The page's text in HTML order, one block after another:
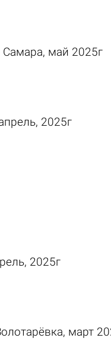
май 2025г
2025г
2025г
март